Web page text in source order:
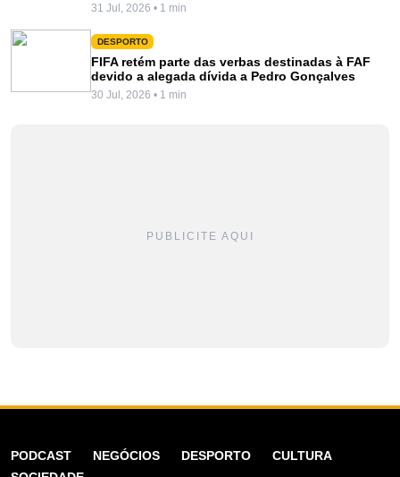
31 Jul, 2026 • 1 min
DESPORTO
FIFA retém parte das verbas destinadas à FAF
devido a alegada dívida a Pedro Gonçalves
30 Jul, 2026 • 1 min
PUBLICITE AQUI
PODCAST NEGÓCIOS DESPORTO
CULTURA